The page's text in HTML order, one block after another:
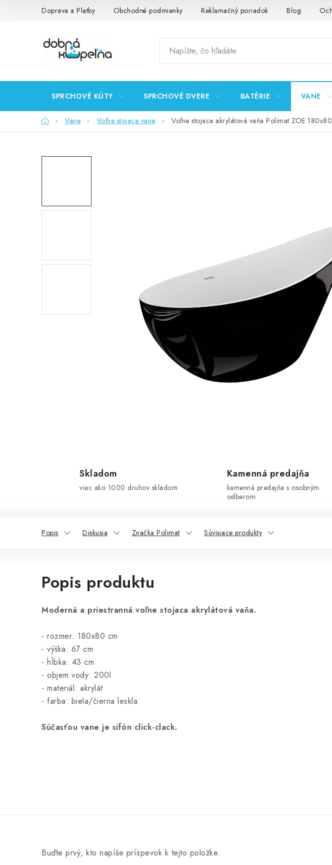
Doprava a Platby Obchodné podmienky Reklamačný poriadok Blog
SPRCHOVÉ KÚTY SPRCHOVÉ DVERE BATÉRIE VANE
DomovVane Voľne stojace vane Voľne stojaca akrylátová vaňa Polimat ZOE
Skladom
viac ako 1000 druhov skladom
Kamenná predajňa
kamenná predajňa s osobným
odberom
Popis Diskusia Značka Polimat Súvisiace produkty
Popis produktu
Moderná a priestranná voľne stojaca akrylátová vaňa.
- rozmer: 180x80 cm
- výška: 67 cm
- hĺbka: 43 cm
- objem vody: 200l
- materiál: akrylát
- farba: biela/čierna leskla
Súčasťou vane je sifón click-clack.
Buďte prvý, kto napíše príspevok k tejto položke.